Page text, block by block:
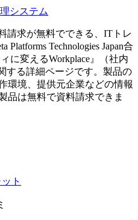
システム
請求が無料でできる、ITトレ
Platforms Technologies Japan合
に変えるWorkplace 』（社内
する詳細ページです。製品の
環境、提供元企業などの情報
品は無料で資料請求できま
ト